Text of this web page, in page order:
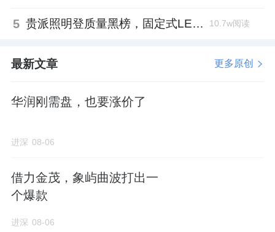
5 贵派照明登质量黑榜，固定式LED灯具抽检不合格 10.7w阅读
最新文章 更多原创
华润刚需盘，也要涨价了
进深 08-06
借力金茂，象屿曲波打出一
个爆款
进深 08-06